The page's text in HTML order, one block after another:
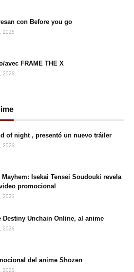
con Before you go
2026
avec FRAME THE X
2026
of night , presentó un nuevo tráiler
2026
Isekai Tensei Soudouki revela
promocional
2026
Destiny Unchain Online, al anime
2026
del anime Shōzen
2026